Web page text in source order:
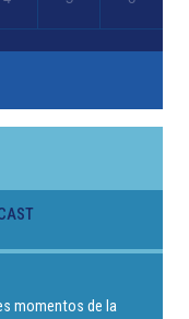
momentos de la